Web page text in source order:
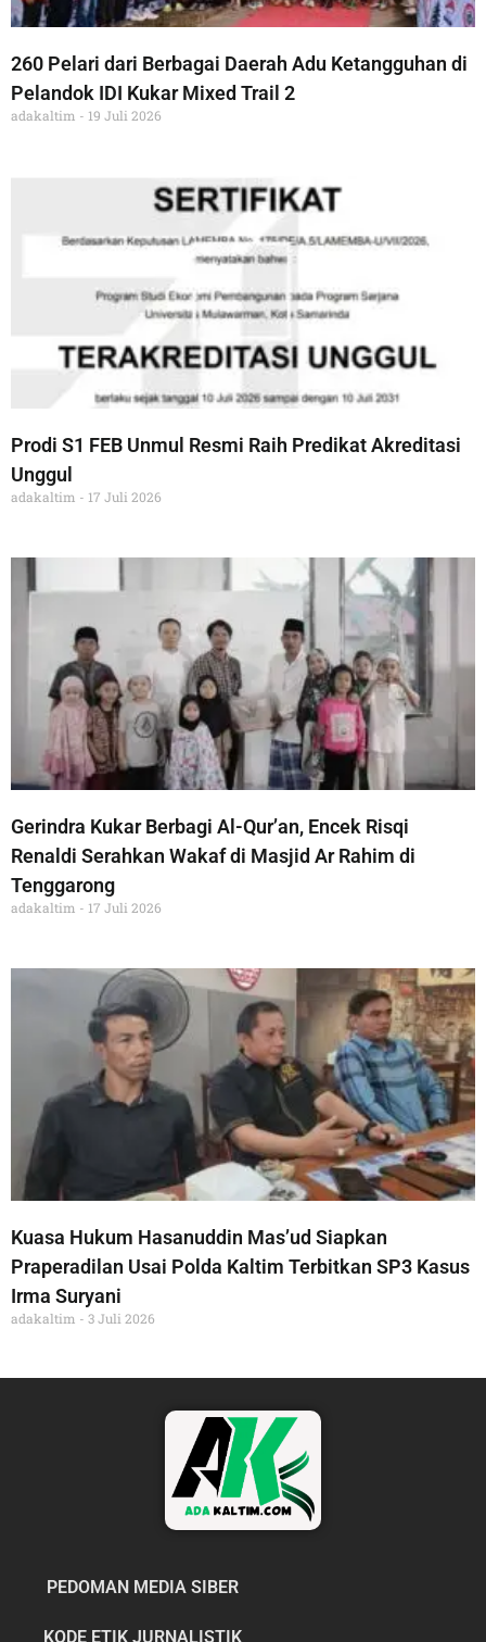
260 Pelari dari Berbagai Daerah Adu Ketangguhan di
Pelandok IDI Kukar Mixed Trail 2
adakaltim 19 Juli 2026
Prodi S1 FEB Unmul Resmi Raih Predikat Akreditasi
Unggul
adakaltim 17 Juli 2026
Gerindra Kukar Berbagi Al-Qur’an, Encek Risqi
Renaldi Serahkan Wakaf di Masjid Ar Rahim di
Tenggarong
adakaltim 17 Juli 2026
Kuasa Hukum Hasanuddin Mas’ud Siapkan
Praperadilan Usai Polda Kaltim Terbitkan SP3 Kasus
Irma Suryani
adakaltim 3 Juli 2026
PEDOMAN MEDIA SIBER
KODE ETIK JURNALISTIK